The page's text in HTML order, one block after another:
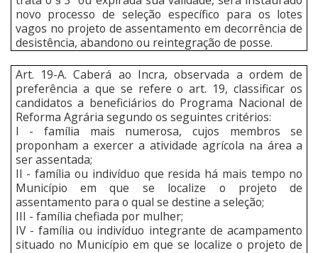
novo processo de seleção específico para os lotes
vagos no projeto de assentamento em decorrência de
desistência, abandono ou reintegração de posse.
Art. 19-A. Caberá ao Incra, observada a ordem de
preferência a que se refere o art. 19, classificar os
candidatos a beneficiários do Programa Nacional de
Reforma Agrária segundo os seguintes critérios:
I - família mais numerosa, cujos membros se
proponham a exercer a atividade agrícola na área a
ser assentada;
II - família ou indivíduo que resida há mais tempo no
Município em que se localize o projeto de
assentamento para o qual se destine a seleção;
III - família chefiada por mulher;
IV - família ou indivíduo integrante de acampamento
situado no Município em que se localize o projeto de